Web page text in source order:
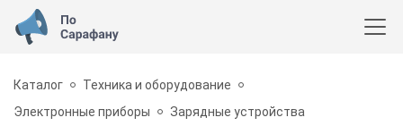
Каталог
Техника и оборудование
Электронные приборы
Зарядные устройства